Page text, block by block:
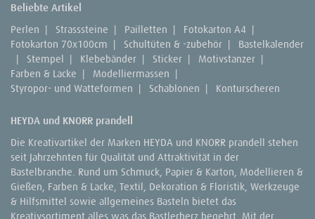
Beliebte Artikel
Perlen | Strasssteine | Pailletten | Fotokarton A4 |
Fotokarton 70x100cm | Schultüten & -zubehör |
Bastelkalender
|
Stempel | Klebebänder | Sticker | Motivstanzer |
Farben & Lacke | Modelliermassen |
Styropor- und Watteformen | Schablonen | Konturscheren
HEYDA und KNORR prandell
Die Kreativartikel der Marken HEYDA und KNORR prandell stehen
seit Jahrzehnten für Qualität und Attraktivität in der
Bastelbranche. Rund um Schmuck, Papier & Karton, Modellieren &
Gießen, Farben & Lacke, Textil, Dekoration & Floristik, Werkzeuge
& Hilfsmittel sowie allgemeines Basteln bietet das
Kreativsortiment alles was das Bastlerherz begehrt. Mit der